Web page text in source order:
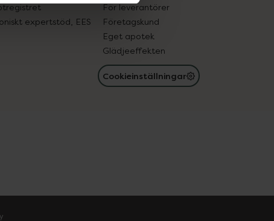
expertstöd, EES
För leverantörer
Företagskund
Eget apotek
Glädjeeffekten
Cookieinställningar